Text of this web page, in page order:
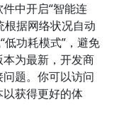
中开启“智能连
根据网络状况自动
低功耗模式”，避免
为最新，开发商
题。你可以访问
获得更好的体